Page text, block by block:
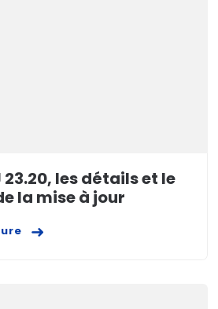
les détails et le
la mise à jour